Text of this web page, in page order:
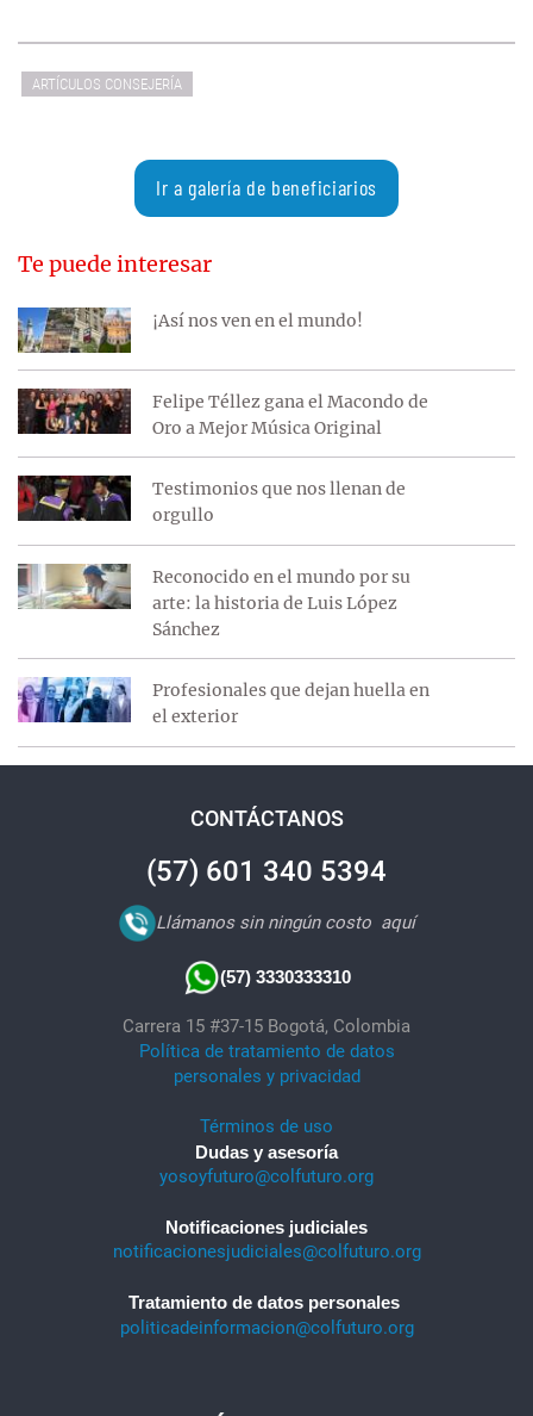
ARTÍCULOS CONSEJERÍA
Ir a galería de beneficiarios
Te puede interesar
¡Así nos ven en el mundo!
Felipe Téllez gana el Macondo de
Oro a Mejor Música Original
Testimonios que nos llenan de
orgullo
Reconocido en el mundo por su
arte: la historia de Luis López
Sánchez
Profesionales que dejan huella en
el exterior
CONTÁCTANOS
(57) 601 340 5394
Llámanos sin ningún costo aquí
(57) 3330333310
Carrera 15 #37-15 Bogotá, Colombia
Política de tratamiento de datos
personales y privacidad
Términos de uso
Dudas y asesoría
yosoyfuturo@colfuturo.org
Notificaciones judiciales
notificacionesjudiciales@colfuturo.org
Tratamiento de datos personales
politicadeinformacion@colfuturo.org